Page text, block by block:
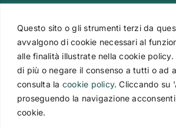
Questo sito o gli strumenti terzi da
avvalgono di cookie necessari al
alle finalità illustrate nella cookie policy.
di più o negare il consenso a tutti o ad
consulta la cookie policy. Cliccando su
proseguendo la navigazione
cookie.
CAPTCHA